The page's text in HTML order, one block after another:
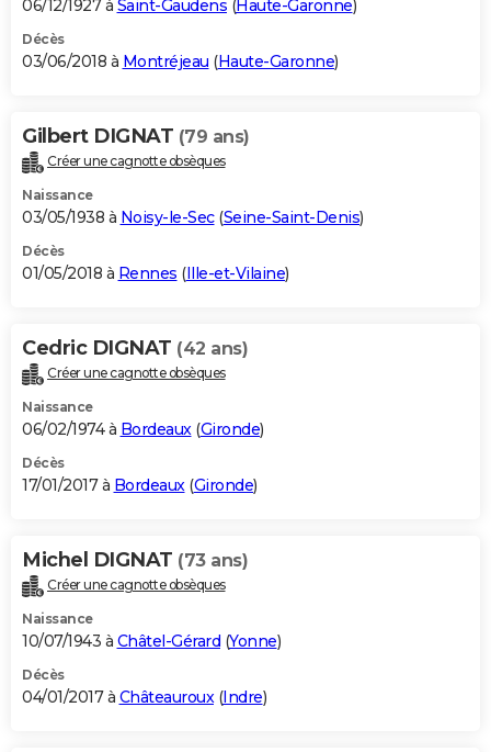
06/12/1927 à Saint-Gaudens (Haute-Garonne)
Décès
03/06/2018 à Montréjeau (Haute-Garonne)
Gilbert DIGNAT (79 ans)
Créer une cagnotte obsèques
Naissance
03/05/1938 à Noisy-le-Sec(Seine-Saint-Denis)
Décès
01/05/2018 à Rennes (Ille-et-Vilaine)
Cedric DIGNAT (42 ans)
Créer une cagnotte obsèques
Naissance
06/02/1974 à Bordeaux(Gironde)
Décès
17/01/2017 à Bordeaux(Gironde)
Michel DIGNAT (73 ans)
Créer une cagnotte obsèques
Naissance
10/07/1943 à Châtel-Gérard (Yonne)
Décès
04/01/2017 à Châteauroux(Indre)